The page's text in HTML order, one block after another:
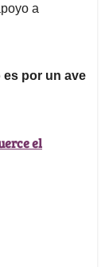
a
es por un ave
el